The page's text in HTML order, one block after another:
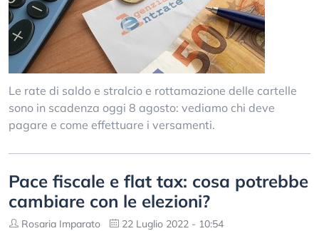
Le rate di saldo e stralcio e rottamazione delle cartelle
sono in scadenza oggi 8 agosto: vediamo chi deve
pagare e come effettuare i versamenti.
Pace fiscale e flat tax: cosa potrebbe
cambiare con le elezioni?
Rosaria Imparato 22 Luglio 2022 - 10:54